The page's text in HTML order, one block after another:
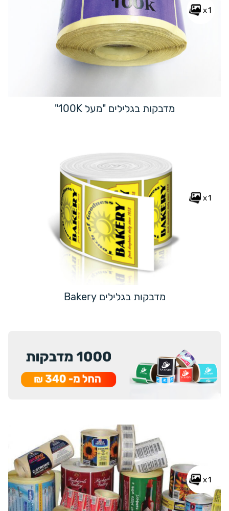
x1
מדבקות בגלילים "מעל 100K"
x1
מדבקות בגלילים Bakery
x1